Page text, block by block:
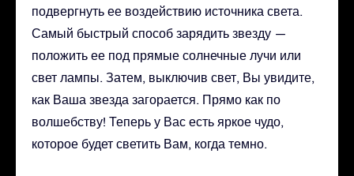
подвергнуть ее воздействию источника света.
Самый быстрый способ зарядить звезду —
положить ее под прямые солнечные лучи или
свет лампы. Затем, выключив свет, Вы увидите,
как Ваша звезда загорается. Прямо как по
волшебству! Теперь у Вас есть яркое чудо,
которое будет светить Вам, когда темно.